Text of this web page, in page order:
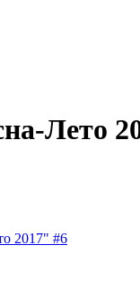
Лето
2017" #6